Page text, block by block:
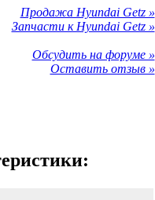
Продажа Hyundai Getz »
Запчасти к Hyundai Getz »
Обсудить на форуме »
Оставить отзыв »